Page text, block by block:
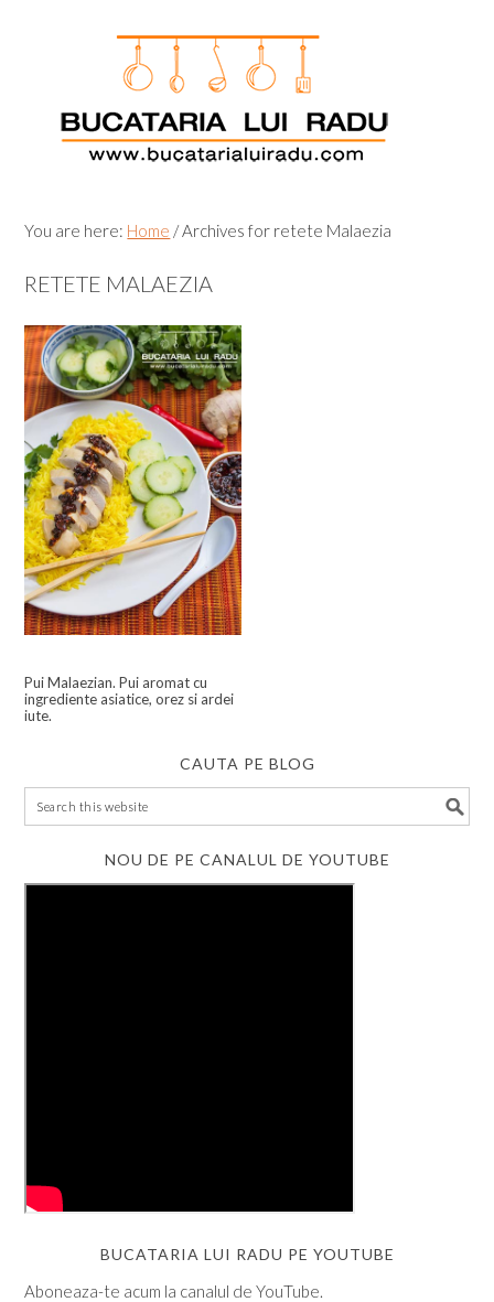
You are here: Home /Archives for retete Malaezia
RETETE MALAEZIA
Pui Malaezian. Pui aromat cu
ingrediente asiatice, orez si ardei
iute.
CAUTA PE BLOG
NOU DE PE CANALUL DE YOUTUBE
BUCATARIA LUI RADU PE YOUTUBE
Aboneaza-te acum la canalul de YouTube.